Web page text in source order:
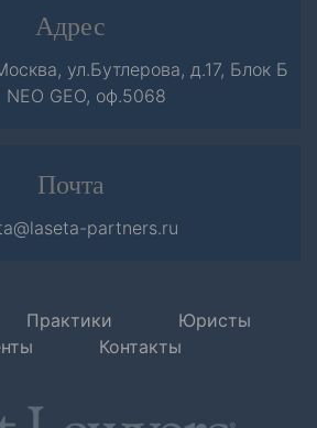
Адрес
ул.Бутлерова, д.17, Блок Б
GEO, оф.5068
Почта
partners.ru
Практики
Юристы
Контакты